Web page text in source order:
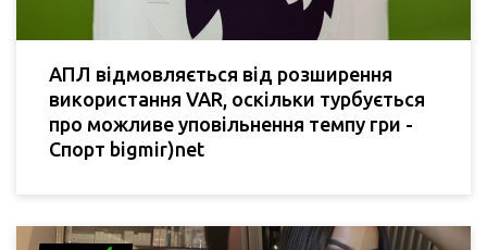
АПЛ відмовляється від розширення
використання VAR, оскільки турбується
про можливе уповільнення темпу гри -
Спорт bigmir)net